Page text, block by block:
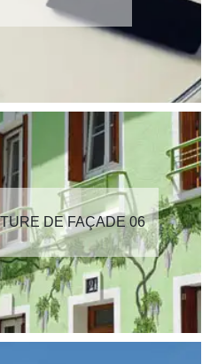
DE FAÇADE 06